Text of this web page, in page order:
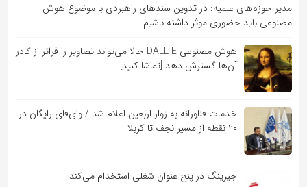
مدیر حوزه‌های علمیه: در تدوین سندهای راهبردی با موضوع هوش
مصنوعی باید حضوری موثر داشته باشیم
هوش مصنوعی DALL-E حالا می‌تواند تصاویر را فراتر از کادر
آن‌ها گسترش دهد [تماشا کنید]
خدمات فناورانه به زوار اربعین اعلام شد / وای‌فای رایگان در
۲۰ نقطه از مسیر نجف تا کربلا
جیرینگ در پنج عنوان شغلی استخدام می‌کند